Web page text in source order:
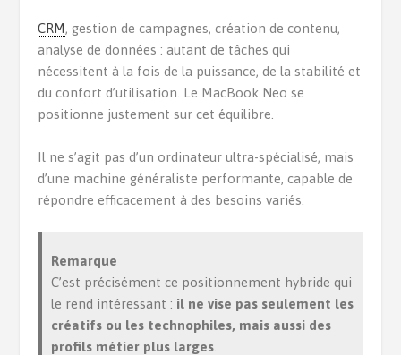
CRM, gestion de campagnes, création de contenu,
analyse de données : autant de tâches qui
nécessitent à la fois de la puissance, de la stabilité et
du confort d’utilisation. Le MacBook Neo se
positionne justement sur cet équilibre.
Il ne s’agit pas d’un ordinateur ultra-spécialisé, mais
d’une machine généraliste performante, capable de
répondre efficacement à des besoins variés.
Remarque
C’est précisément ce positionnement hybride qui
le rend intéressant : il ne vise pas seulement les
créatifs ou les technophiles, mais aussi des
profils métier plus larges